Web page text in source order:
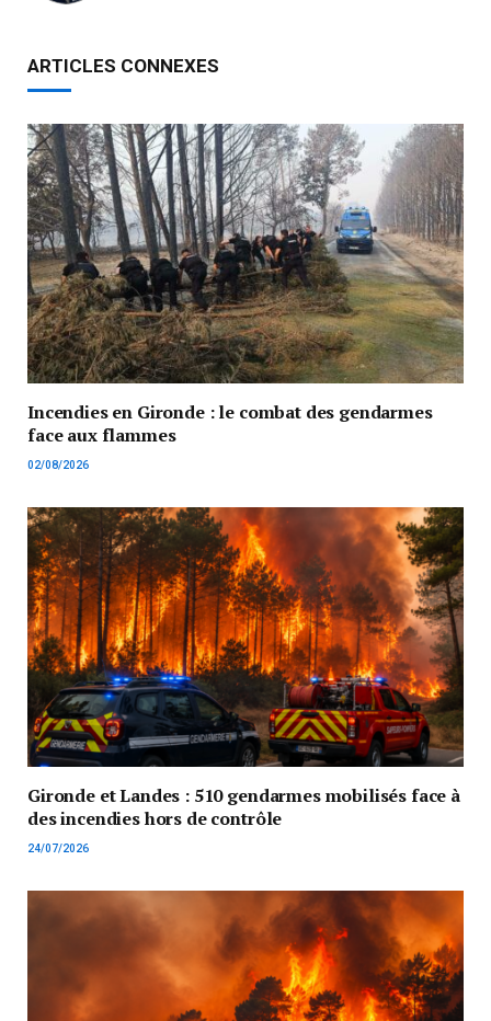
ARTICLES CONNEXES
Incendies en Gironde : le combat des gendarmes
face aux flammes
02/08/2026
Gironde et Landes : 510 gendarmes mobilisés face à
des incendies hors de contrôle
24/07/2026